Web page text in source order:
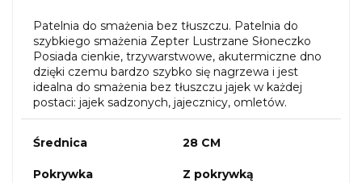
Patelnia do smażenia bez tłuszczu. Patelnia do
szybkiego smażenia Zepter Lustrzane Słoneczko
Posiada cienkie, trzywarstwowe, akutermiczne dno
dzięki czemu bardzo szybko się nagrzewa i jest
idealna do smażenia bez tłuszczu jajek w każdej
postaci: jajek sadzonych, jajecznicy, omletów.
Średnica 28 CM
Pokrywka Z pokrywką